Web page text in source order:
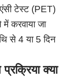
टेस्ट (PET)
करवाया जा
से 4 या 5 दिन
क्या